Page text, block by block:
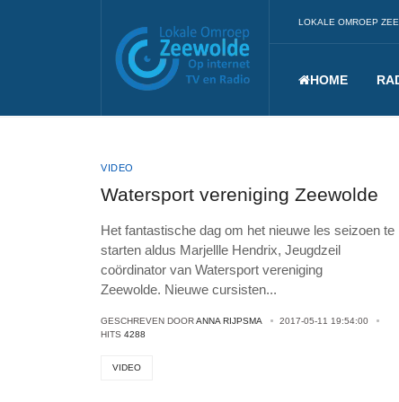
LOKALE OMROEP
HOME
VIDEO
Watersport vereniging Zeewolde
Het fantastische dag om het nieuwe les seizoen te
starten aldus Marjellle Hendrix, Jeugdzeil
coördinator van Watersport vereniging
Zeewolde. Nieuwe cursisten...
GESCHREVEN DOORANNA RIJPSMA
2017-05-11 19:54:00
HITS 4288
VIDEO